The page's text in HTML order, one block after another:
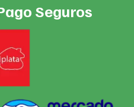
Seguros